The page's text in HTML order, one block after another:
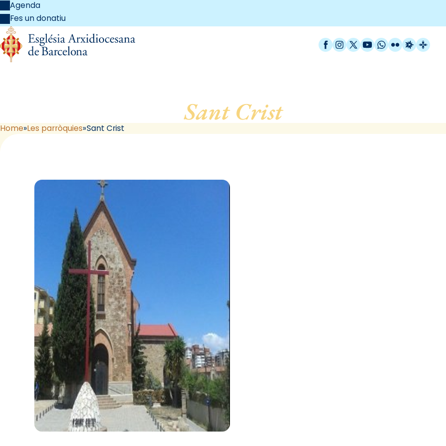
Agenda
Fes un donatiu
Facebook
Instagram
X / Twitter
YouTube
WhatsApp
FlickrRadio
Sant Crist, de Barcelona
Home Les parròquies Sant Crist